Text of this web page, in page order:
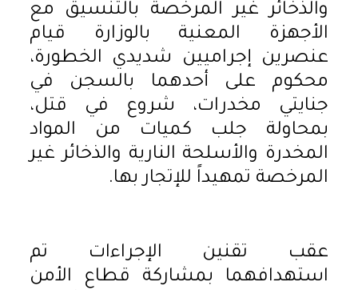
والذخائر غير المرخصة بالتنسيق مع
الأجهزة المعنية بالوزارة قيام
عنصرين إجراميين شديدي الخطورة،
محكوم على أحدهما بالسجن في
جنايتي مخدرات، شروع في قتل،
بمحاولة جلب كميات من المواد
المخدرة والأسلحة النارية والذخائر غير
المرخصة تمهيداً للإتجار بها.
عقب تقنين الإجراءات تم
استهدافهما بمشاركة قطاع الأمن